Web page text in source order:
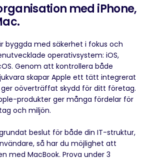
med iPhone,
byggda med säkerhet i fokus och
operativsystem: iOS,
Genom att kontrollera både
skapar Apple ett tätt integrerat
oöverträffat skydd för ditt företag.
produkter ger många fördelar för
och miljön.
beslut för både din IT-struktur,
så har du möjlighet att
med MacBook. Prova under 3